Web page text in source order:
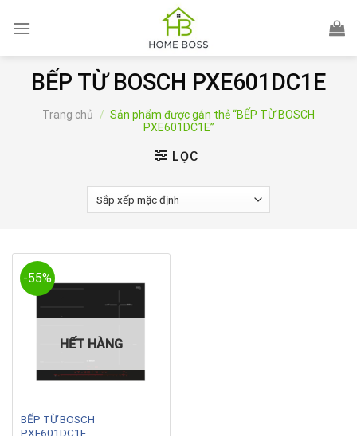
BẾP TỪ BOSCH PXE601DC1E
Trang chủ / Sản phẩm được gắn thẻ “BẾP TỪ BOSCH
PXE601DC1E”
LỌC
-55%
HẾT HÀNG
BẾP TỪ BOSCH
PXE601DC1E